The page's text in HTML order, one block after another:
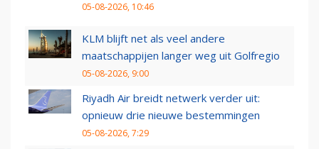
05-08-2026, 10:46
KLM blijft net als veel andere
maatschappijen langer weg uit Golfregio
05-08-2026, 9:00
Riyadh Air breidt netwerk verder uit:
opnieuw drie nieuwe bestemmingen
05-08-2026, 7:29